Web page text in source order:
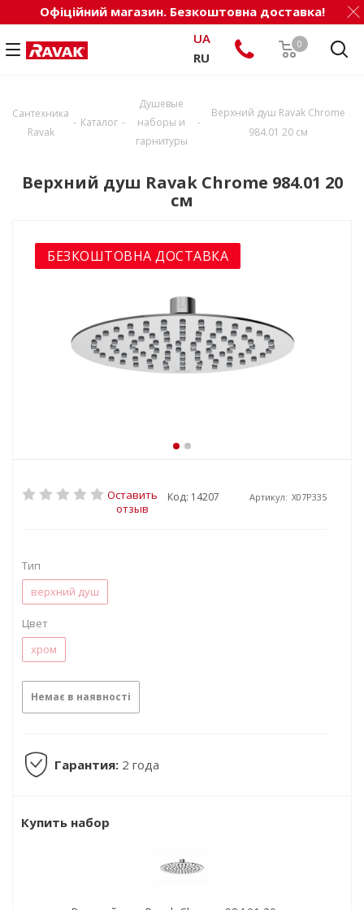
Офіційний магазин. Безкоштовна доставка!
0
UA
RU
Сантехника
Ravak
- Каталог -
Душевые
наборы и
гарнитуры
-
Верхний душ Ravak Chrome
984.01 20 см
Верхний душ Ravak Chrome 984.01 20
см
БЕЗКОШТОВНА ДОСТАВКА
Оставить
отзыв
Код: 14207 Артикул: X07P335
Тип
верхний душ
Цвет
хром
Немає в наявності
Гарантия: 2 года
Купить набор